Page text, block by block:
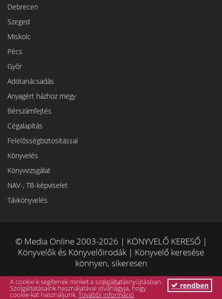
Debrecen
Szeged
Miskolc
Pécs
Győr
Adótanácsadás
Anyagért házhoz megy
Bérszámfejtés
Cégalapítás
Felelősségbiztosítással
Könyvelés
Könyvvizsgálat
NAV-, TB-képviselet
Távkönyvelés
© Media Online 2003-2026 | KÖNYVELŐ KERESŐ |
Könyvelők és Könyvelőirodák | Könyvelő keresése
könnyen, sikeresen
A cookie-k segítenek minket a szolgáltatásnyújtásban.
Szolgáltatásaink használatával jóváhagyja, hogy
cookie-kat használjunk. További információ
rendben